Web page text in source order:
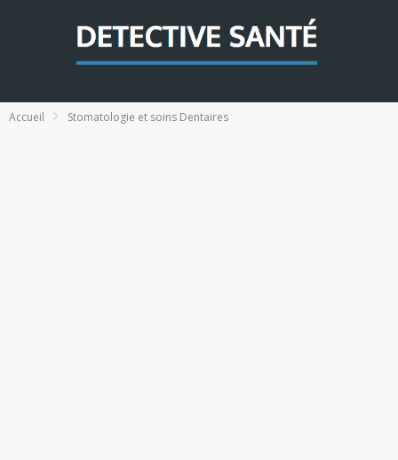
Accueil Stomatologie et soins Dentaires